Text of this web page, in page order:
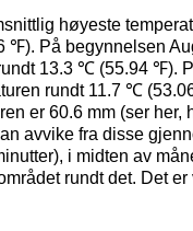
høyeste
På begynnelsen
13.3 ℃ (55.94 ℉).
rundt 11.7 ℃
er 60.6 mm (ser her,
avvike fra disse
i midten av
rundt det. Det